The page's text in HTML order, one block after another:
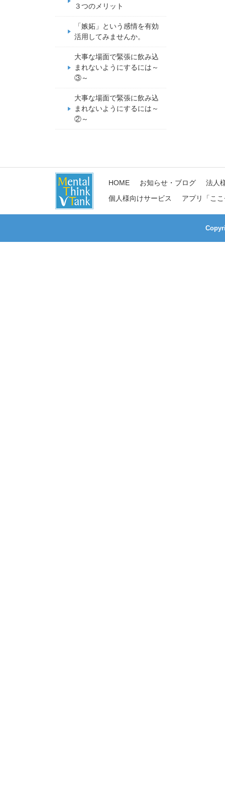
３つのメリット
「嫉妬」という感情を有効
活用してみませんか。
大事な場面で緊張に飲み込
まれないようにするには～
③～
大事な場面で緊張に飲み込
まれないようにするには～
②～
HOME お知らせ・ブログ
法人
個人様向けサービス
アプリ「こ